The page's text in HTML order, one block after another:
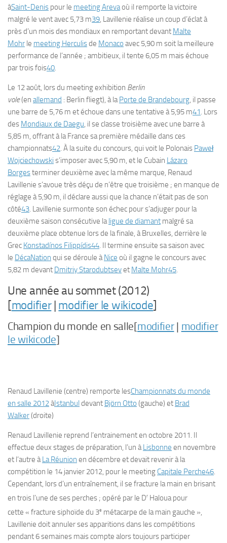
àSaint-Denis pour le meeting Arevaoù il remporte la victoire
malgré le vent avec 5,73 m39, Lavillenie réalise un coup d’éclat à
près d’un mois des mondiaux en remportant devant Malte
Mohr le meeting Herculisde Monaco avec 5,90 m soit la meilleure
performance de l’année ; ambitieux, il tente 6,05 m mais échoue
par trois fois40.
Le 12 août, lors du meeting exhibition Berlin
vole(en allemand : Berlin fliegt), à laPorte de Brandebourg, il passe
une barre de 5,76 m et échoue dans une tentative à 5,95 m41. Lors
des Mondiaux de Daegu, il se classe troisième avec une barre à
5,85 m, offrant à la France sa première médaille dans ces
championnats42. À la suite du concours, qui voit le Polonais Paweł
Wojciechowski s’imposer avec 5,90 m, et le Cubain Lázaro
Borgesterminer deuxième avec la même marque, Renaud
Lavillenie s’avoue très déçu de n’être que troisième ; en manque de
réglage à 5,90 m, il déclare aussi que la chance n’était pas de son
côté43. Lavillenie surmonte son échec pour s’adjuger pour la
deuxième saison consécutive laligue de diamant malgré sa
deuxième place obtenue lors de la finale, à Bruxelles, derrière le
Grec Konstadínos Filippídis44. Il termine ensuite sa saison avec
le DécaNation qui se déroule àNice où il gagne le concours avec
5,82 m devant Dmitriy Starodubtsevet Malte Mohr45.
Une année au sommet (2012)
[modifier| modifier le wikicode]
Champion du monde en salle[modifier| modifier
le wikicode]
Renaud Lavillenie (centre) remporte lesChampionnats du monde
en salle 2012àIstanbul devant Björn Otto (gauche) et Brad
Walker(droite)
Renaud Lavillenie reprend l’entrainement en octobre 2011. Il
effectue deux stages de préparation, l’un àLisbonne en novembre
et l’autre àLa Réunion en décembre et devait revenir à la
compétition le 14 janvier 2012, pour le meeting Capitale Perche46.
Cependant, lors d’un entraînement, il se fracture la main en brisant
en trois l’une de ses perches ; opéré par le Dr Haloua pour
cette « fracture siphoïde du 3e métacarpe de la main gauche »,
Lavillenie doit annuler ses apparitions dans les compétitions
pendant 6 semaines mais compte alors toujours participer